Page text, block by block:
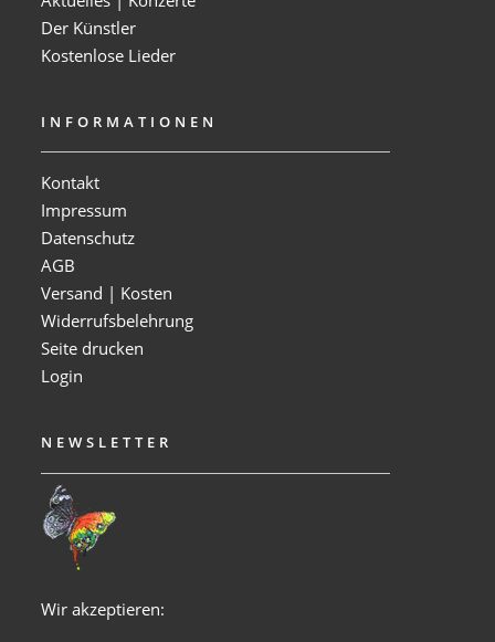
Der Künstler
Kostenlose Lieder
INFORMATIONEN
Kontakt
Impressum
Datenschutz
AGB
Versand | Kosten
Widerrufsbelehrung
Seite drucken
Login
NEWSLETTER
Wir akzeptieren: